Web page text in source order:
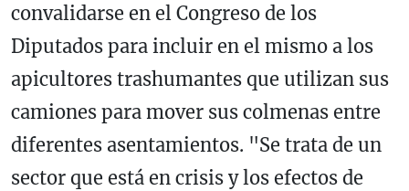
convalidarse en el Congreso de los
Diputados para incluir en el mismo a los
apicultores trashumantes que utilizan sus
camiones para mover sus colmenas entre
diferentes asentamientos. "Se trata de un
sector que está en crisis y los efectos de